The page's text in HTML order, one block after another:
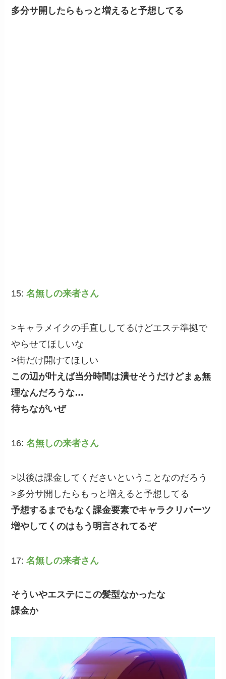
多分サ開したらもっと増えると予想してる
15:名無しの来者さん
>キャラメイクの手直ししてるけどエステ準拠で
やらせてほしいな
>街だけ開けてほしい
この辺が叶えば当分時間は潰せそうだけどまぁ無
理なんだろうな…
待ちながいぜ
16:名無しの来者さん
>以後は課金してくださいということなのだろう
>多分サ開したらもっと増えると予想してる
予想するまでもなく課金要素でキャラクリパーツ
増やしてくのはもう明言されてるぞ
17:名無しの来者さん
そういやエステにこの髪型なかったな
課金か